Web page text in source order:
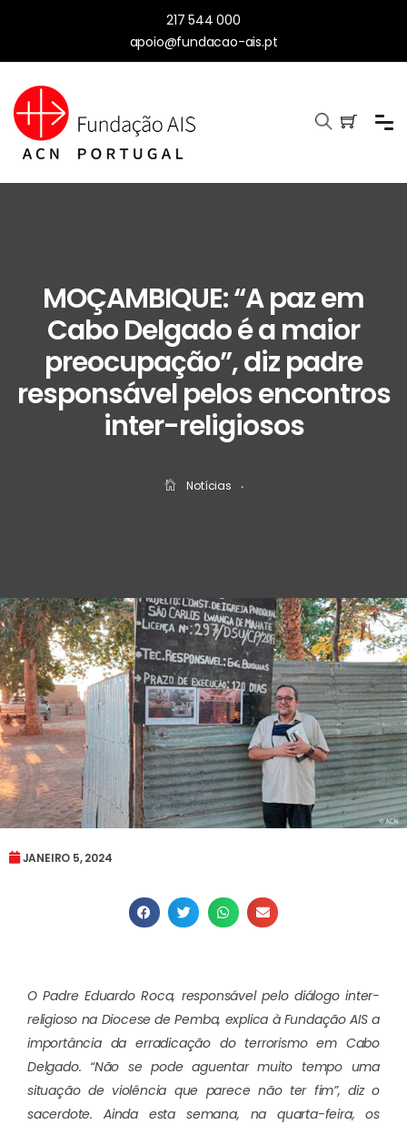
217 544 000
apoio@fundacao-ais.pt
MOÇAMBIQUE: “A paz em
Cabo Delgado é a maior
preocupação”, diz padre
responsável pelos encontros
inter-religiosos
Notícias ‧
JANEIRO 5, 2024
O Padre Eduardo Roca, responsável pelo diálogo inter-
religioso na Diocese de Pemba, explica à Fundação AIS a
importância da erradicação do terrorismo em Cabo
Delgado. “Não se pode aguentar muito tempo uma
situação de violência que parece não ter fim”, diz o
sacerdote. Ainda esta semana, na quarta-feira, os